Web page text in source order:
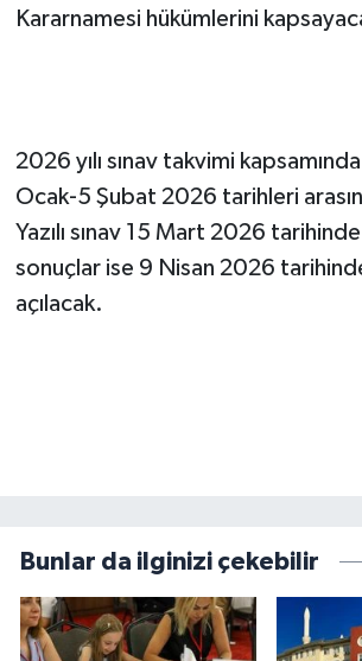
Kararnamesi hükümlerini
2026 yılı sınav takvimi
Ocak-5 Şubat 2026 tarihleri
Yazılı sınav 15 Mart 2026
sonuçlar ise 9 Nisan 2026
açılacak.
Bunlar da ilginizi çekebilir